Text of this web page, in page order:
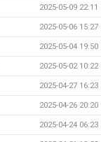
2025-05-09 22:11
2025-05-06 15:27
2025-05-04 19:50
2025-05-02 10:22
2025-04-27 16:23
2025-04-26 20:20
2025-04-24 06:23